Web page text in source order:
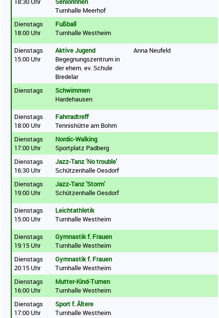
Turnhalle Meerhof
Dienstags
18:00 Uhr
Fußball
Turnhalle Westheim
Dienstags
15:00 Uhr
Aktive Jugend
Begegnungszentrum in
der ehem. ev. Schule
Bredelar
Anna Neufeld
Dienstags
Schwimmen
Hardehausen
Dienstags
18:00 Uhr
Fahrradtreff
Tennishütte am Bohm
Dienstags
17:00 Uhr
Nordic-Walking
Sportplatz Padberg
Dienstags
16:30 Uhr
Jazz-Tanz 'No trouble'
Schützenhalle Oesdorf
Dienstags
19:00 Uhr
Jazz-Tanz 'Storm'
Schützenhalle Oesdorf
Dienstags
15:00 Uhr
Leichtathletik
Turnhalle Westheim
Dienstags
19:15 Uhr
Gymnastik f. Frauen
Turnhalle Westheim
Dienstags
20:15 Uhr
Gymnastik f. Frauen
Turnhalle Westheim
Dienstags
16:00 Uhr
Mutter-Kind-Turnen
Turnhalle Westheim
Dienstags
17:00 Uhr
Sport f. Ältere
Turnhalle Westheim